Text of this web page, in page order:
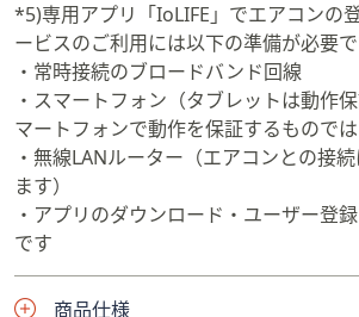
*5)専用アプリ「IoLIFE」でエアコンの
ービスのご利用には以下の準備が必要
・常時接続のブロードバンド回線
・スマートフォン（タブレットは動作
マートフォンで動作を保証するものでは
・無線LANルーター（エアコンとの接
ます）
・アプリのダウンロード・ユーザー登
です
商品仕様